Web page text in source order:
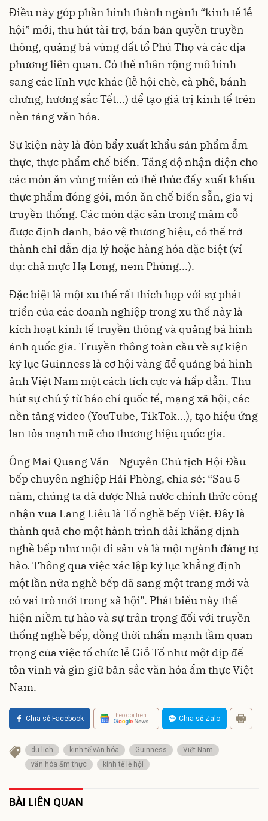
Điều này góp phần hình thành ngành “kinh tế lễ
hội” mới, thu hút tài trợ, bán bản quyền truyền
thông, quảng bá vùng đất tổ Phú Thọ và các địa
phương liên quan. Có thể nhân rộng mô hình
sang các lĩnh vực khác (lễ hội chè, cà phê, bánh
chưng, hương sắc Tết...) để tạo giá trị kinh tế trên
nền tảng văn hóa.
Sự kiện này là đòn bẩy xuất khẩu sản phẩm ẩm
thực, thực phẩm chế biến. Tăng độ nhận diện cho
các món ăn vùng miền có thể thúc đẩy xuất khẩu
thực phẩm đóng gói, món ăn chế biến sẵn, gia vị
truyền thống. Các món đặc sản trong mâm cỗ
được định danh, bảo vệ thương hiệu, có thể trở
thành chỉ dẫn địa lý hoặc hàng hóa đặc biệt (ví
dụ: chả mực Hạ Long, nem Phùng...).
Đặc biệt là một xu thế rất thích họp với sự phát
triển của các doanh nghiệp trong xu thế này là
kích hoạt kinh tế truyền thông và quảng bá hình
ảnh quốc gia. Truyền thông toàn cầu về sự kiện
kỷ lục Guinness là cơ hội vàng để quảng bá hình
ảnh Việt Nam một cách tích cực và hấp dẫn. Thu
hút sự chú ý từ báo chí quốc tế, mạng xã hội, các
nền tảng video (YouTube, TikTok...), tạo hiệu ứng
lan tỏa mạnh mẽ cho thương hiệu quốc gia.
Ông Mai Quang Văn - Nguyên Chủ tịch Hội Đầu
bếp chuyên nghiệp Hải Phòng, chia sẻ: “Sau 5
năm, chúng ta đã được Nhà nước chính thức công
nhận vua Lang Liêu là Tổ nghề bếp Việt. Đây là
thành quả cho một hành trình dài khẳng định
nghề bếp như một di sản và là một ngành đáng tự
hào. Thông qua việc xác lập kỷ lục khẳng định
một lần nữa nghề bếp đã sang một trang mới và
có vai trò mới trong xã hội”. Phát biểu này thể
hiện niềm tự hào và sự trân trọng đối với truyền
thống nghề bếp, đồng thời nhấn mạnh tầm quan
trọng của việc tổ chức lễ Giỗ Tổ như một dịp để
tôn vinh và gìn giữ bản sắc văn hóa ẩm thực Việt
Nam.
Chia sẻ Facebook Theo dõi trên Chia sẻ Zalo
du lịch kinh tế văn hóa Guinness
Việt Nam
văn hóa ẩm thực
kinh tế lễ hội
BÀI LIÊN QUAN